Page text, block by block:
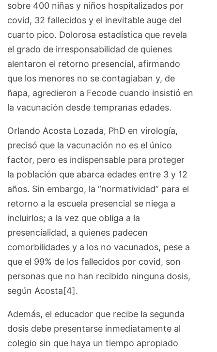
sobre 400 niñas y niños hospitalizados por
covid, 32 fallecidos y el inevitable auge del
cuarto pico. Dolorosa estadística que revela
el grado de irresponsabilidad de quienes
alentaron el retorno presencial, afirmando
que los menores no se contagiaban y, de
ñapa, agredieron a Fecode cuando insistió en
la vacunación desde tempranas edades.
Orlando Acosta Lozada, PhD en virología,
precisó que la vacunación no es el único
factor, pero es indispensable para proteger
la población que abarca edades entre 3 y 12
años. Sin embargo, la “normatividad” para el
retorno a la escuela presencial se niega a
incluirlos; a la vez que obliga a la
presencialidad, a quienes padecen
comorbilidades y a los no vacunados, pese a
que el 99% de los fallecidos por covid, son
personas que no han recibido ninguna dosis,
según Acosta[4].
Además, el educador que recibe la segunda
dosis debe presentarse inmediatamente al
colegio sin que haya un tiempo apropiado